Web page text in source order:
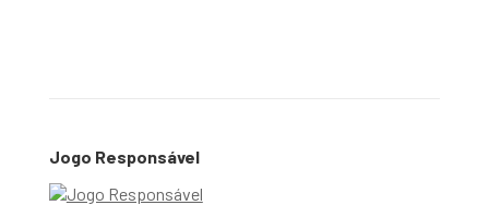
Jogo Responsável